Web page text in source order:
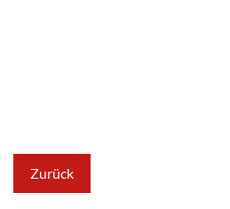
Zurück